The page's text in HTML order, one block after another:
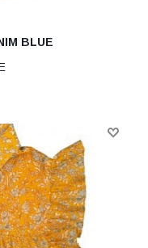
BLUE